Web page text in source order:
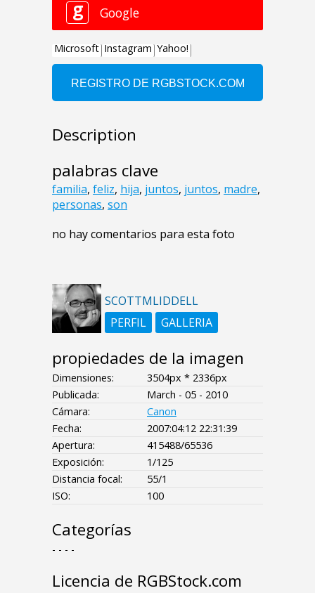
Description
palabras clave
familia, feliz, hija, juntos, juntos, madre,
personas, son
no hay comentarios para esta foto
SCOTTMLIDDELL
PERFIL
GALLERIA
propiedades de la imagen
Dimensiones:
3504px * 2336px
Publicada:
March - 05 - 2010
Cámara:
Canon
Fecha:
2007:04:12 22:31:39
Apertura:
415488/65536
Exposición:
1/125
Distancia focal:
55/1
ISO:
100
Categorías
- - - -
Licencia de RGBStock.com